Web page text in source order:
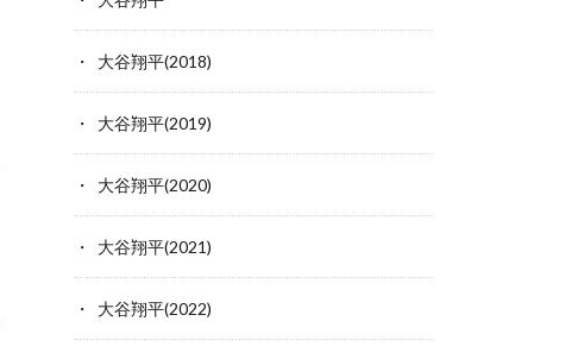
大谷翔平(2018)
大谷翔平(2019)
大谷翔平(2020)
大谷翔平(2021)
大谷翔平(2022)